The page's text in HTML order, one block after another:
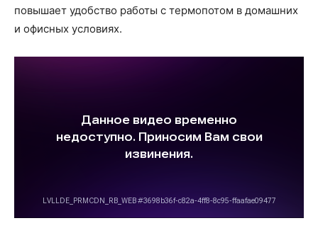
повышает удобство работы с термопотом в домашних
и офисных условиях.